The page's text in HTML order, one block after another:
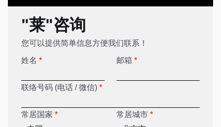
"莱"咨询
您可以提供简单信息方便我们联系！
姓名 * 邮箱 *
联络号码 (电话 / 微信) *
常居国家 * 常居城市 *